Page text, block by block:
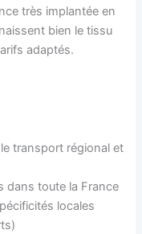
très implantée en
bien le tissu
adaptés.
transport régional et
dans toute la France
locales